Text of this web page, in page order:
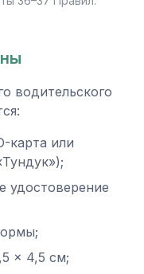
водительского
карта или
удостоверение
× 4,5 см;